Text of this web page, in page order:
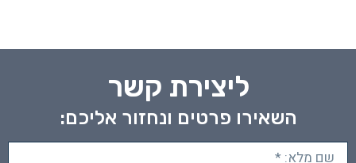
ליצירת קשר
השאירו פרטים ונחזור אליכם: